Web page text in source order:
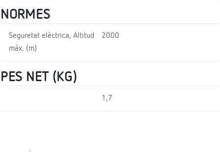
NORMES
Seguretat elèctrica, Altitud
màx. (m)
2000
PES NET (KG)
1,7